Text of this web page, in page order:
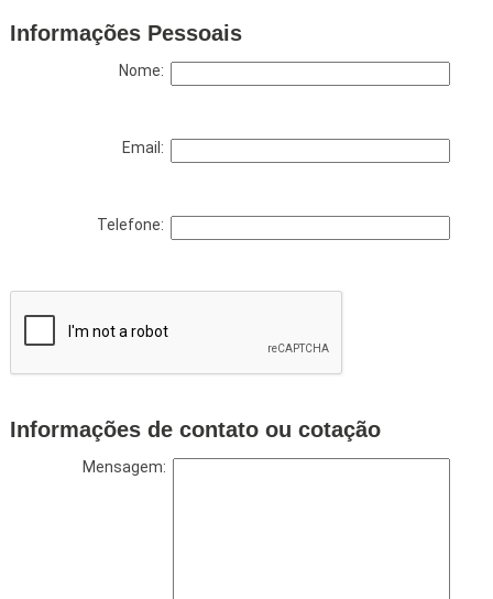
Informações Pessoais
Nome:
Email:
Telefone:
Informações de contato ou cotação
Mensagem: